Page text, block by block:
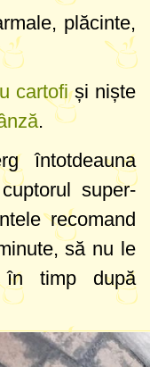
plăcinte,
cartofiși niște
.
întotdeauna
super-
recomand
să nu le
timp după